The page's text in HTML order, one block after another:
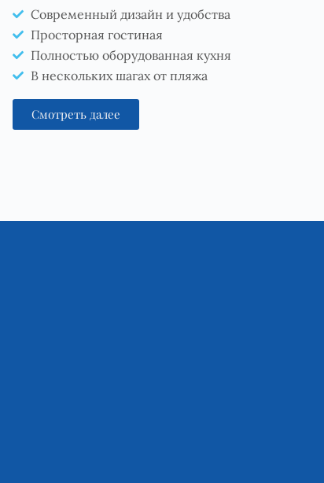
Современный дизайн и удобства
Просторная гостиная
Полностью оборудованная кухня
В нескольких шагах от пляжа
Смотреть далее